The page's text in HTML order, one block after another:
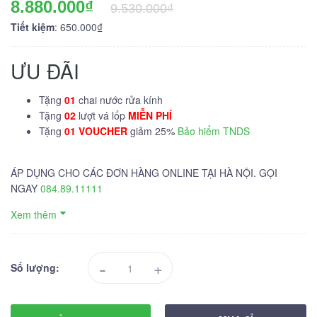
8.880.000₫
9.530.000₫
Tiết kiệm: 650.000₫
ƯU ĐÃI
Tặng 01 chai nước rửa kính
Tặng 02 lượt vá lốp MIỄN PHÍ
Tặng 01 VOUCHER giảm 25% Bảo hiểm TNDS
ÁP DỤNG CHO CÁC ĐƠN HÀNG ONLINE TẠI HÀ NỘI. GỌI
NGAY 084.89.11111
Xem thêm
Số lượng: - +